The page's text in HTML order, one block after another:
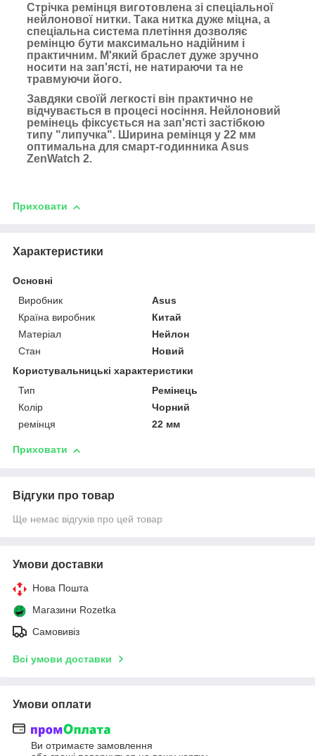
Стрічка ремінця виготовлена зі спеціальної
нейлонової нитки. Така нитка дуже міцна, а
спеціальна система плетіння дозволяє
ремінцю бути максимально надійним і
практичним. М'який браслет дуже зручно
носити на зап'ясті, не натираючи та не
травмуючи його.
Завдяки своїй легкості він практично не
відчувається в процесі носіння. Нейлоновий
ремінець фіксується на зап'ясті застібкою
типу "липучка". Ширина ремінця у 22 мм
оптимальна для смарт-годинника Asus
ZenWatch 2.
Приховати
Характеристики
Основні
Виробник
Asus
Країна виробник
Китай
Матеріал
Нейлон
Стан
Новий
Користувальницькі характеристики
Тип
Ремінець
Колір
Чорний
ремінця
22 мм
Приховати
Відгуки про товар
Ще немає відгуків про цей товар
Умови доставки
Нова Пошта
Магазини Rozetka
Самовивіз
Всі умови доставки
Умови оплати
Ви отримаєте замовлення